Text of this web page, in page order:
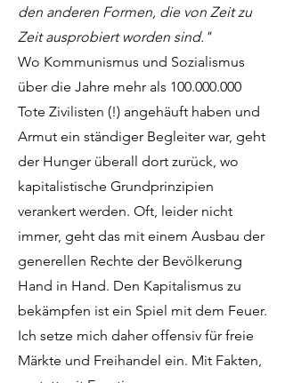
den anderen Formen, die von Zeit zu
Zeit ausprobiert worden sind."
Wo Kommunismus und Sozialismus
über die Jahre mehr als 100.000.000
Tote Zivilisten (!) angehäuft haben und
Armut ein ständiger Begleiter war, geht
der Hunger überall dort zurück, wo
kapitalistische Grundprinzipien
verankert werden. Oft, leider nicht
immer, geht das mit einem Ausbau der
generellen Rechte der Bevölkerung
Hand in Hand. Den Kapitalismus zu
bekämpfen ist ein Spiel mit dem Feuer.
Ich setze mich daher offensiv für freie
Märkte und Freihandel ein. Mit Fakten,